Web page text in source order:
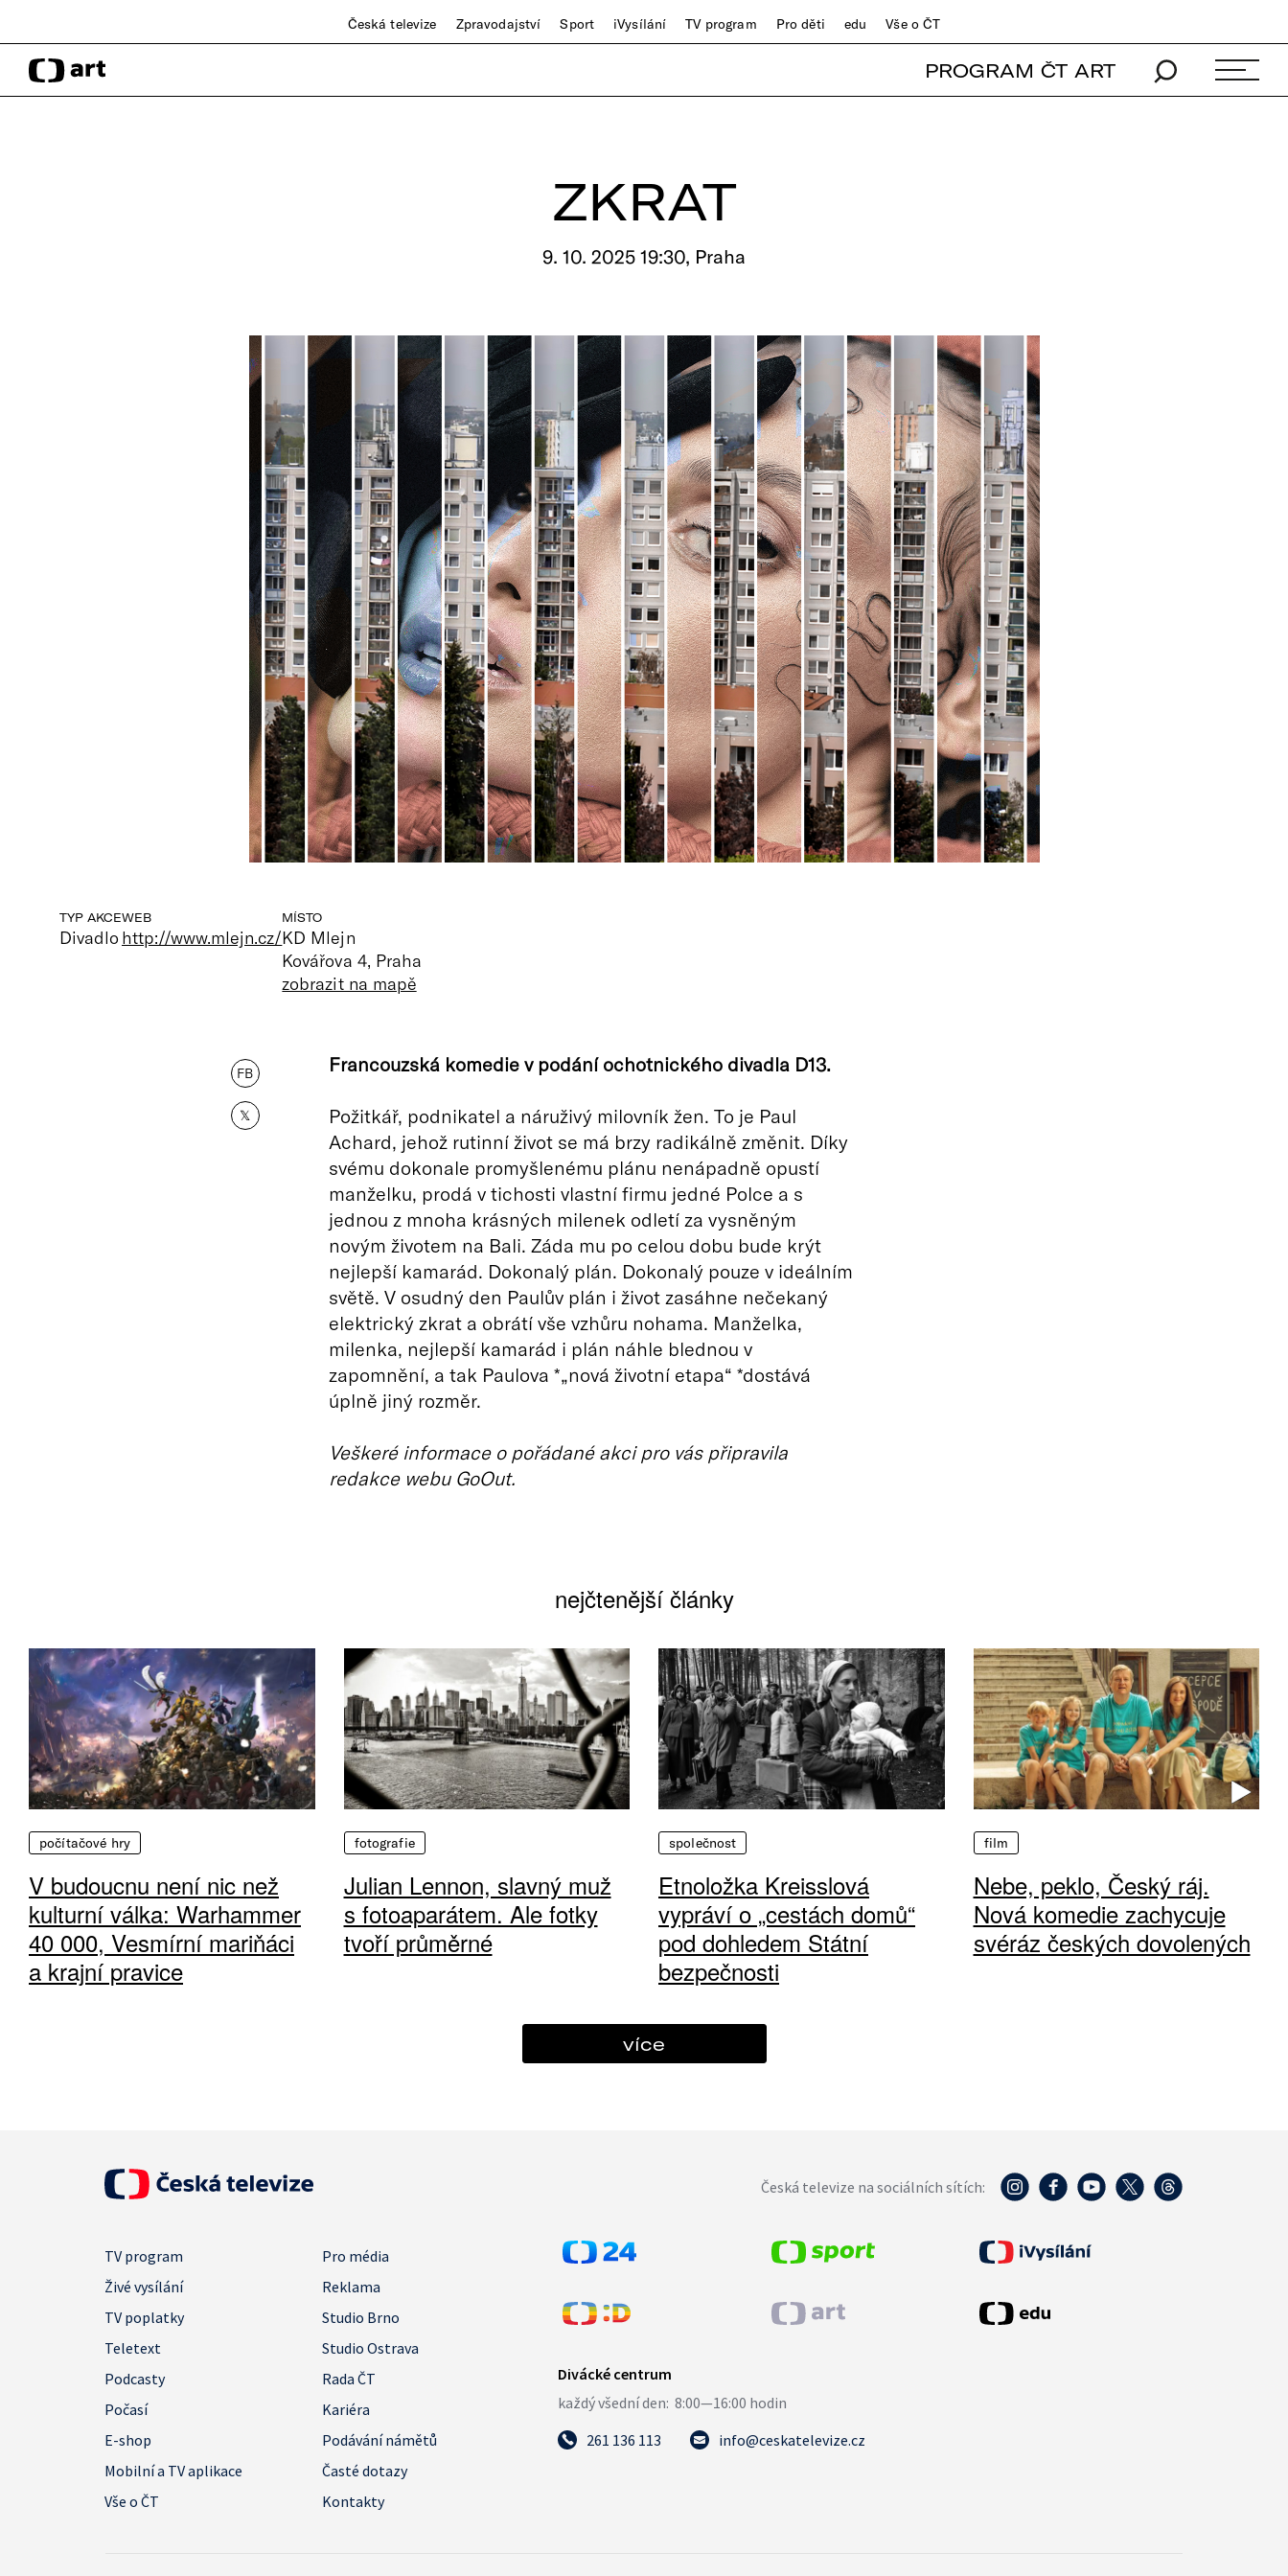
Česká televize Zpravodajství Sport iVysílání TV program Pro děti edu Vše o ČT
PROGRAM ČT ART
ZKRAT
9. 10. 2025 19:30, Praha
TYP AKCE
Divadlo
WEB
http://www.mlejn.cz/
MÍSTO
KD Mlejn
Kovářova 4, Praha
zobrazit na mapě
FB
𝕏
Francouzská komedie v podání ochotnického divadla D13.
Požitkář, podnikatel a náruživý milovník žen. To je Paul
Achard, jehož rutinní život se má brzy radikálně změnit. Díky
svému dokonale promyšlenému plánu nenápadně opustí
manželku, prodá v tichosti vlastní firmu jedné Polce a s
jednou z mnoha krásných milenek odletí za vysněným
novým životem na Bali. Záda mu po celou dobu bude krýt
nejlepší kamarád. Dokonalý plán. Dokonalý pouze v ideálním
světě. V osudný den Paulův plán i život zasáhne nečekaný
elektrický zkrat a obrátí vše vzhůru nohama. Manželka,
milenka, nejlepší kamarád i plán náhle blednou v
zapomnění, a tak Paulova *„nová životní etapa“ *dostává
úplně jiný rozměr.
Veškeré informace o pořádané akci pro vás připravila
redakce webu GoOut.
nejčtenější články
počítačové hry
V budoucnu není nic než
kulturní válka: Warhammer
40 000, Vesmírní mariňáci
a krajní pravice
fotografie
Julian Lennon, slavný muž
s fotoaparátem. Ale fotky
tvoří průměrné
společnost
Etnoložka Kreisslová
vypráví o „cestách domů“
pod dohledem Státní
bezpečnosti
film
Nebe, peklo, Český ráj.
Nová komedie zachycuje
svéráz českých dovolených
více
Česká televize na sociálních sítích:
TV program
Pro média
Živé vysílání
Reklama
TV poplatky
Studio Brno
Teletext
Studio Ostrava
Podcasty
Rada ČT
Počasí
Kariéra
E-shop
Podávání námětů
Mobilní a TV aplikace
Časté dotazy
Vše o ČT
Kontakty
261 136 113 info@ceskatelevize.cz